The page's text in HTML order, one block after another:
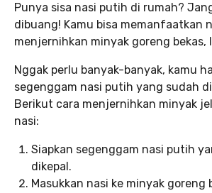
Punya sisa nasi putih di rumah?
dibuang! Kamu bisa memanfaatkan
menjernihkan minyak goreng bekas,
Nggak perlu banyak-banyak, kamu
segenggam nasi putih yang sudah
Berikut cara menjernihkan minyak
nasi:
Siapkan segenggam nasi putih
dikepal.
Masukkan nasi ke minyak goreng